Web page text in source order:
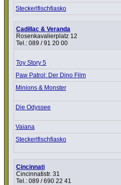
Steckerl­fisch­fi­asko
Cadillac & Veranda
Rosenkavalierplatz 12
Tel.: 089 / 91 20 00
Toy Story 5
Paw Patrol: Der Dino Film
Minions & Monster
Die Odyssee
Vaiana
Steckerl­fisch­fi­asko
Cincinnati
Cincinnatistr. 31
Tel.: 089 / 690 22 41